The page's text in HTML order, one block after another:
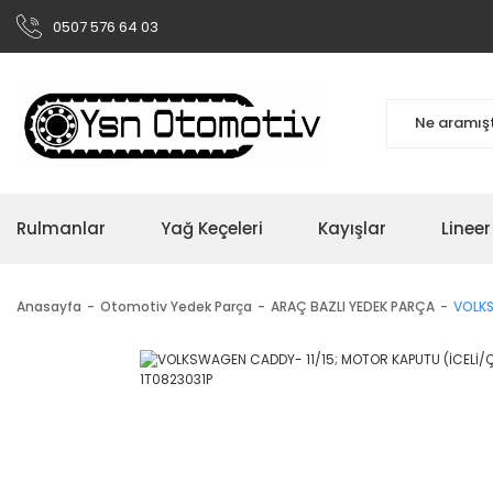
0507 576 64 03
Rulmanlar Yağ Keçeleri Kayışlar
Anasayfa Otomotiv Yedek Parça ARAÇ BAZLI YEDEK PARÇA